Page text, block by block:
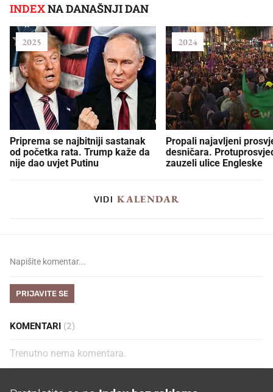
INDEXNA DANAŠNJI DAN
Priprema se najbitniji sastanak
od početka rata. Trump kaže da
nije dao uvjet Putinu
2025
Propali najavljeni
desničara.
zauzeli ulice Engleske
2024
VIDI KALENDAR
PRIJAVITE SE
KOMENTARI (2)
Trenutno nema komentara.